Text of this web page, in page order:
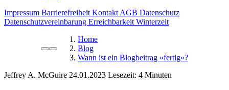
Impressum Barrierefreiheit Kontakt AGB Datenschutz
Datenschutzvereinbarung Erreichbarkeit Winterzeit
Home
Blog
Wann ist ein Blogbeitrag »fertig«?
Jeffrey A. McGuire 24.01.2023 Lesezeit: